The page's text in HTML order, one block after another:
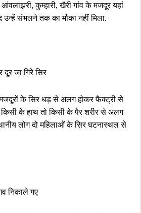
कुम्हारी, खैरी गांव के मजदूर यहां
संभलने तक का मौका नहीं मिला.
जा गिरे सिर
के सिर धड़ से अलग होकर फैक्ट्री से
किसी के हाथ तो किसी के पैर शरीर से अलग
लोग दो महिलाओं के सिर घटनास्थल से
निकाले गए